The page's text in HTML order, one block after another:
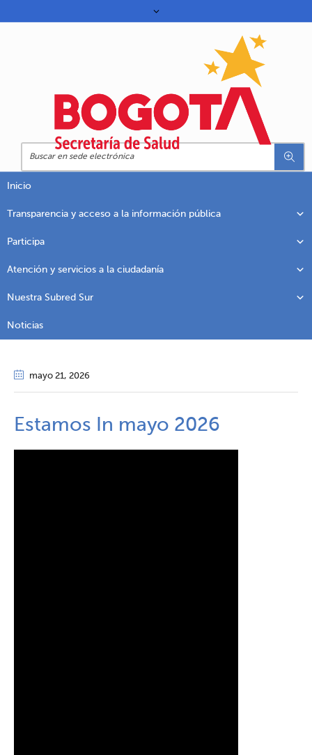
Inicio
Transparencia y acceso a la información pública
Participa
Atención y servicios a la ciudadanía
Nuestra Subred Sur
Noticias
mayo 21, 2026
Estamos In mayo 2026